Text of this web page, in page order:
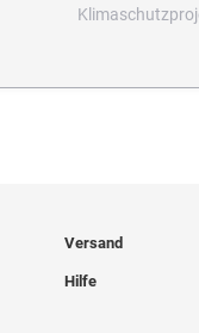
Versand
Hilfe